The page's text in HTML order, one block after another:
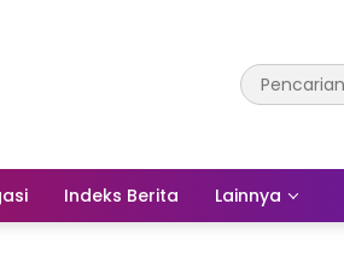
Indeks Berita Lainnya